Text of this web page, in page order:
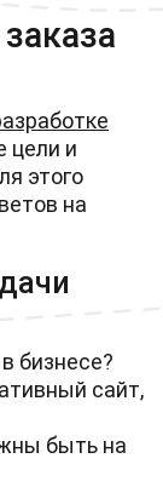
цели и
этого
на
бизнесе?
сайт,
быть на